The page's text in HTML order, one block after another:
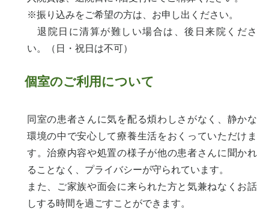
※振り込みをご希望の方は、お申し出ください。
退院日に清算が難しい場合は、後日来院くださ
い。（日・祝日は不可）
個室のご利用について
同室の患者さんに気を配る煩わしさがなく、静かな
環境の中で安心して療養生活をおくっていただけま
す。治療内容や処置の様子が他の患者さんに聞かれ
ることなく、プライバシーが守られています。
また、ご家族や面会に来られた方と気兼ねなくお話
しする時間を過ごすことができます。